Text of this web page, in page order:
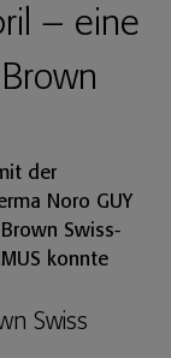
– eine
der
Noro GUY
Swiss-
konnte
Swiss